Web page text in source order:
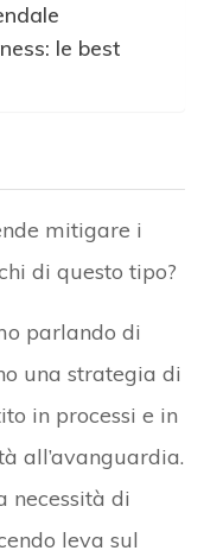
le best
mitigare i
di questo tipo?
parlando di
una strategia di
in processi e in
all’avanguardia.
necessità di
leva sul